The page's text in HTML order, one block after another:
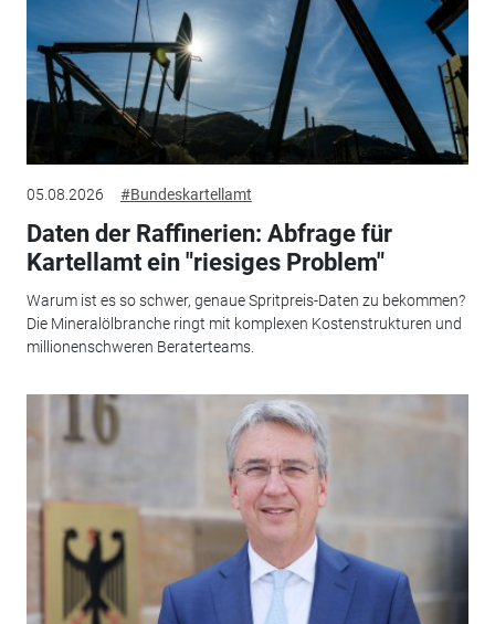
05.08.2026 #Bundeskartellamt
Daten der Raffinerien: Abfrage für
Kartellamt ein "riesiges Problem"
Warum ist es so schwer, genaue Spritpreis-Daten zu bekommen?
Die Mineralölbranche ringt mit komplexen Kostenstrukturen und
millionenschweren Beraterteams.